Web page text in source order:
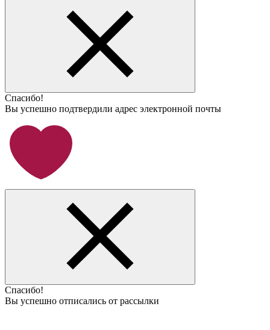
Спасибо!
Вы успешно подтвердили адрес электронной почты
Спасибо!
Вы успешно отписались от рассылки